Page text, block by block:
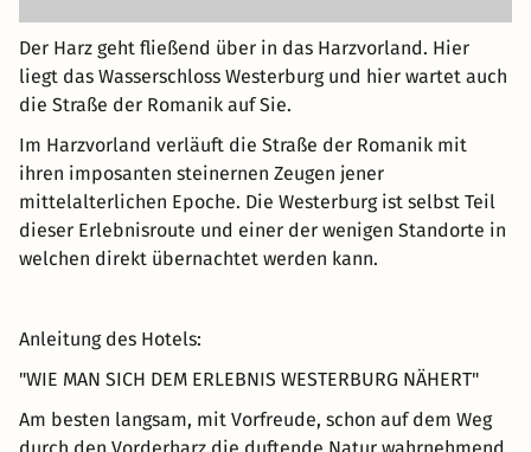
Der Harz geht fließend über in das Harzvorland. Hier
liegt das Wasserschloss Westerburg und hier wartet auch
die Straße der Romanik auf Sie.
Im Harzvorland verläuft die Straße der Romanik mit
ihren imposanten steinernen Zeugen jener
mittelalterlichen Epoche. Die Westerburg ist selbst Teil
dieser Erlebnisroute und einer der wenigen Standorte in
welchen direkt übernachtet werden kann.
Anleitung des Hotels:
"WIE MAN SICH DEM ERLEBNIS WESTERBURG NÄHERT"
Am besten langsam, mit Vorfreude, schon auf dem Weg
durch den Vorderharz die duftende Natur wahrnehmend.